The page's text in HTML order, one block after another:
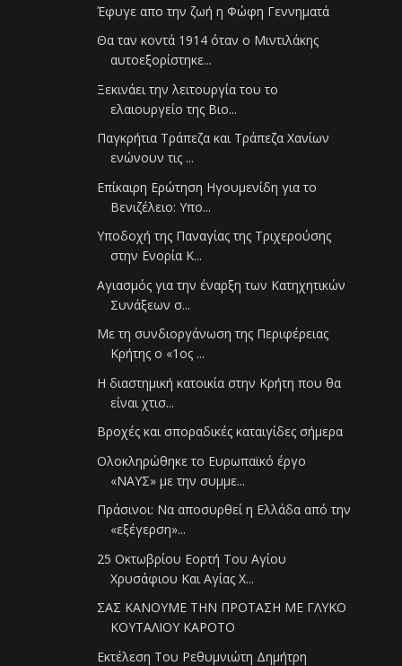
Έφυγε απο την ζωή η Φώφη Γεννηματά
Θα ταν κοντά 1914 όταν ο Μιντιλάκης
αυτοεξορίστηκε...
Ξεκινάει την λειτουργία του το
ελαιουργείο της Βιο...
Παγκρήτια Τράπεζα και Τράπεζα Χανίων
ενώνουν τις ...
Επίκαιρη Ερώτηση Ηγουμενίδη για το
Βενιζέλειο: Υπο...
Υποδοχή της Παναγίας της Τριχερούσης
στην Ενορία Κ...
Αγιασμός για την έναρξη των Κατηχητικών
Συνάξεων σ...
Με τη συνδιοργάνωση της Περιφέρειας
Κρήτης ο «1ος ...
Η διαστημική κατοικία στην Κρήτη που θα
είναι χτισ...
Βροχές και σποραδικές καταιγίδες σήμερα
Ολοκληρώθηκε το Ευρωπαϊκό έργο
«ΝΑΥΣ» με την συμμε...
Πράσινοι: Να αποσυρθεί η Ελλάδα από την
«εξέγερση»...
25 Οκτωβρίου Εορτή Του Αγίου
Χρυσάφιου Και Αγίας Χ...
ΣΑΣ ΚΑΝΟΥΜΕ ΤΗΝ ΠΡΟΤΑΣΗ ΜΕ ΓΛΥΚΟ
ΚΟΥΤΑΛΙΟΥ ΚΑΡΟΤΟ
Εκτέλεση Του Ρεθυμνιώτη Δημήτρη